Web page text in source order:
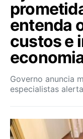
entenda
custos e
Governo anuncia
especialistas